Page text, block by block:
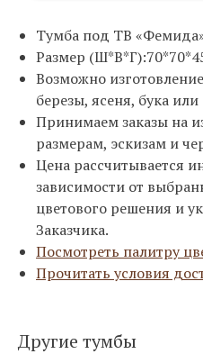
Тумба под ТВ
Размер
Возможно
березы, ясеня, бука или
Принимаем заказы на
размерам, эскизам и
Цена рассчитывается
зависимости от
цветового решения и
Заказчика.
Посмотреть палитру
Прочитать условия
Другие тумбы